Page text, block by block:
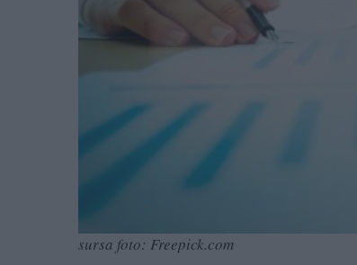
sursa foto: Freepick.com